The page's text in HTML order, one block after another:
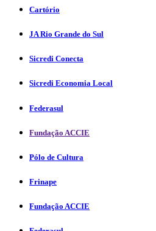
Cartório
JA Rio Grande do Sul
Sicredi Conecta
Sicredi Economia Local
Federasul
Fundação ACCIE
Pólo de Cultura
Frinape
Fundação ACCIE